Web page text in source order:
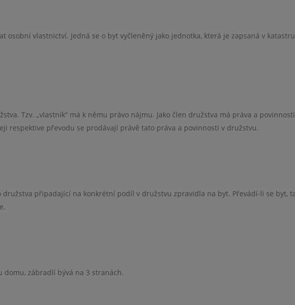
osobní vlastnictví. Jedná se o byt vyčleněný jako jednotka, která je zapsaná v katastru
Tzv. „vlastník“ má k němu právo nájmu. Jako člen družstva má práva a povinnosti
respektive převodu se prodávají právě tato práva a povinnosti v družstvu.
družstva připadající na konkrétní podíl v družstvu zpravidla na byt. Převádí-li se byt,
domu, zábradlí bývá na 3 stranách.